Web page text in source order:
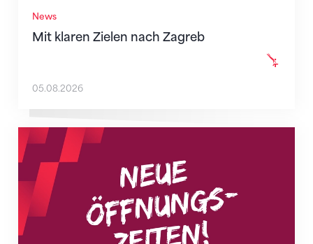
News
Mit klaren Zielen nach Zagreb
05.08.2026
Neue Empfangszeiten ab 1. August 2026